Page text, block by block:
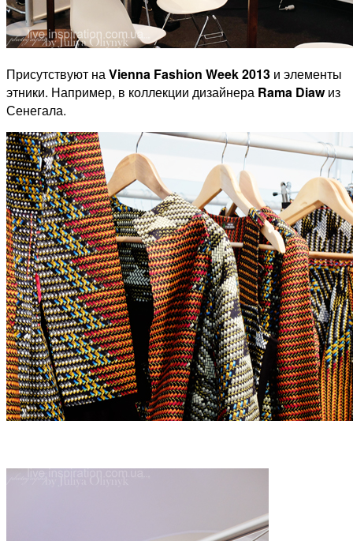
Присутствуют наVienna Fashion Week 2013 и элементы
этники. Например, в коллекции дизайнера Rama Diawиз
Сенегала.